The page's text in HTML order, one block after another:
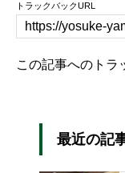
トラックバックURL
この記事へのトラ
最近の記